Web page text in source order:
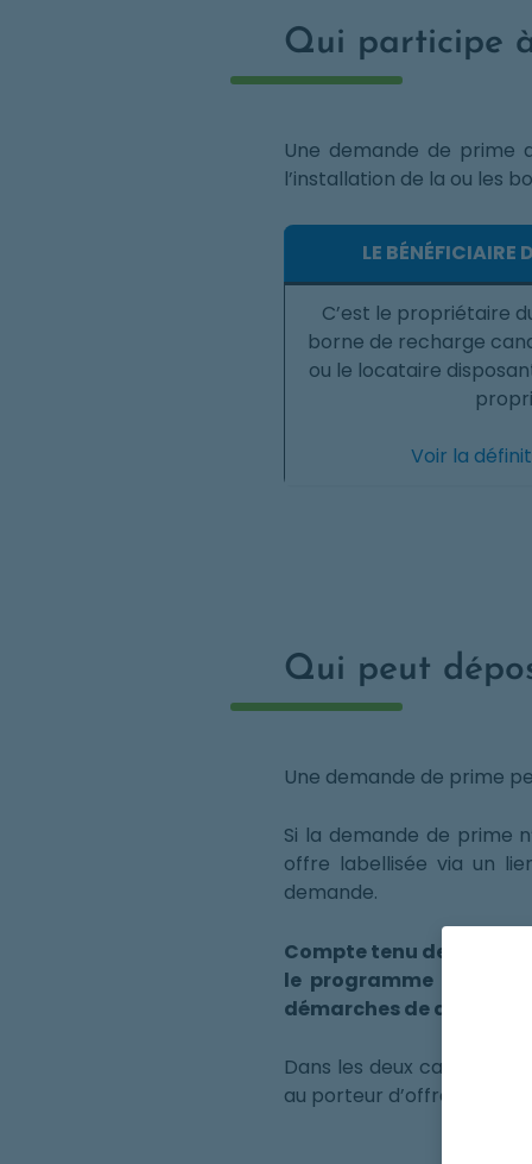
Qui participe
Une demande de prime
l’installation de la ou les
LE BÉNÉFICIAIRE
C’est le propriétaire
borne de recharge
ou le locataire
Voir la
Qui peut
Une demande de prime
Si la demande de prime
offre labellisée via un
demande.
Compte tenu des
le programme
démarches de dépôt de
Dans les deux cas, il est
au porteur d’offre est